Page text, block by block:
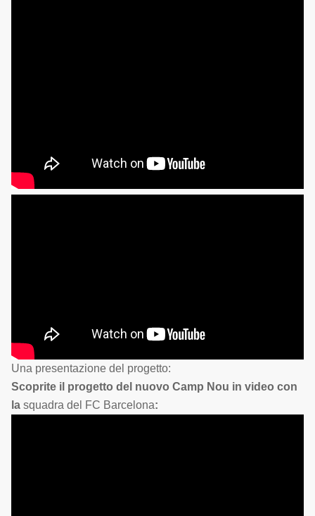
Una presentazione del progetto:
Scoprite il progetto del nuovo Camp Nou in video con
la squadra del FC Barcelona: